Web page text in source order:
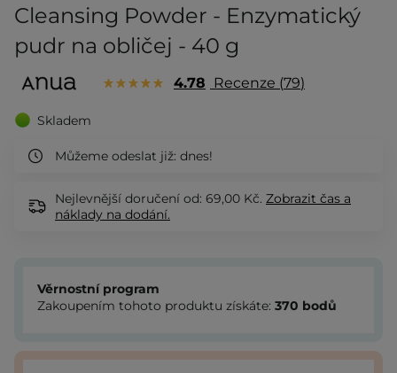
Cleansing Powder - Enzymatický
pudr na obličej - 40 g
4.78 Recenze 79
Skladem
Můžeme odeslat již: dnes!
Nejlevnější doručení od: 69,00 Kč. Zobrazit čas a
náklady na dodání.
Věrnostní program
Zakoupením tohoto produktu získáte: 370 bodů